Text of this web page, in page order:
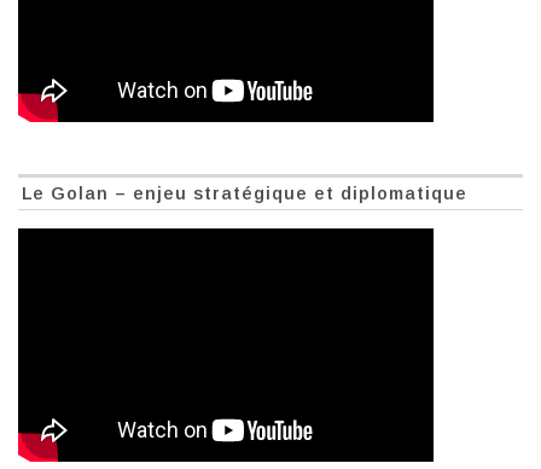
Le Golan – enjeu stratégique et diplomatique